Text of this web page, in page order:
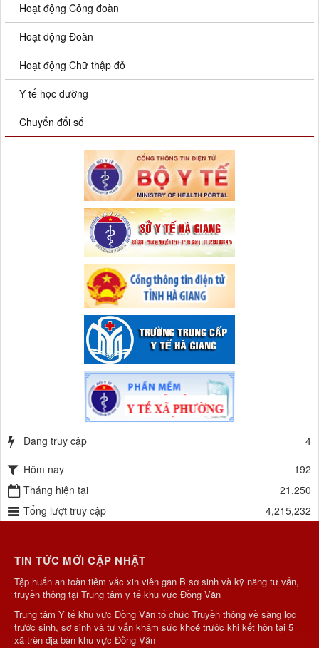
Hoạt động Công đoàn
Hoạt động Đoàn
Hoạt động Chữ thập đỏ
Y tế học đường
Chuyển đổi số
Đang truy cập
4
Hôm nay
192
Tháng hiện tại
21,250
Tổng lượt truy cập
4,215,232
TIN TỨC MỚI CẬP NHẬT
Tập huấn an toàn tiêm vắc xin viên gan B sơ sinh và kỹ năng tư vấn,
truyền thông tại Trung tâm y tế khu vực Đồng Văn
Trung tâm Y tế khu vực Đồng Văn tổ chức Truyền thông về sàng lọc
trước sinh, sơ sinh và tư vấn khám sức khoẻ trước khi kết hôn tại 5
xã trên địa bàn khu vực Đồng Văn